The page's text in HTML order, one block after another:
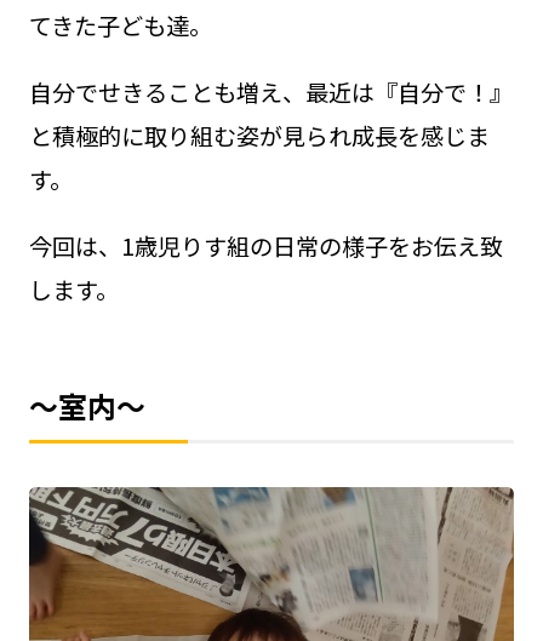
てきた子ども達。
自分でせきることも増え、最近は『自分で！』
と積極的に取り組む姿が見られ成長を感じま
す。
今回は、1歳児りす組の日常の様子をお伝え致
します。
～室内～